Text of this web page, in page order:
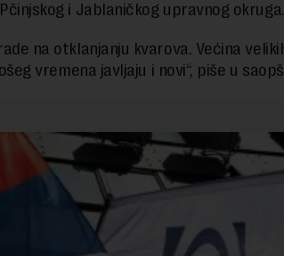
i Jablaničkog upravnog okruga.
na otklanjanju kvarova. Većina
vremena javljaju i novi“, piše u